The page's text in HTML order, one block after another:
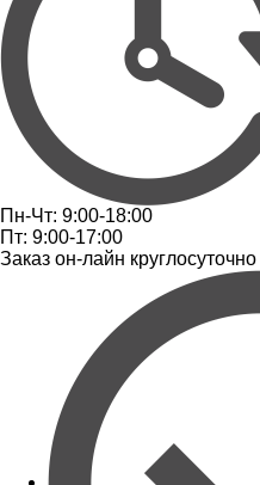
Пн-Чт: 9:00-18:00
Пт: 9:00-17:00
Заказ он-лайн круглосуточно